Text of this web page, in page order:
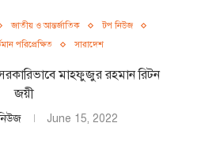
জাতীয় ও আন্তর্জাতিক
টপ নিউজ
পরিপ্রেক্ষিত সারাদেশ
মাহফুজুর রহমান রিটন
জয়ী
June 15, 2022